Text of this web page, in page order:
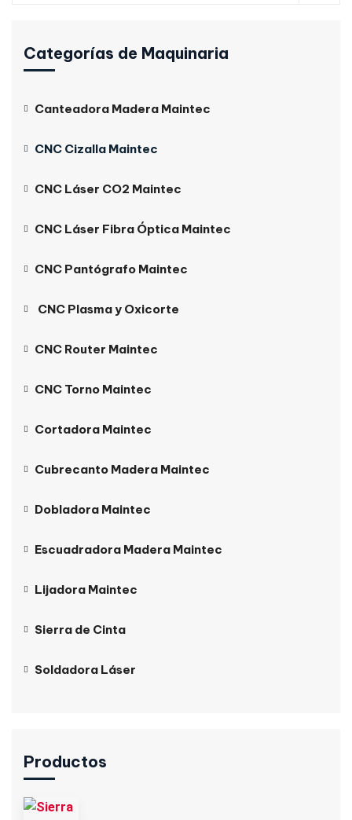
Categorías de Maquinaria
Canteadora Madera Maintec
CNC Cizalla Maintec
CNC Láser CO2 Maintec
CNC Láser Fibra Óptica Maintec
CNC Pantógrafo Maintec
CNC Plasma y Oxicorte
CNC Router Maintec
CNC Torno Maintec
Cortadora Maintec
Cubrecanto Madera Maintec
Dobladora Maintec
Escuadradora Madera Maintec
Lijadora Maintec
Sierra de Cinta
Soldadora Láser
Productos